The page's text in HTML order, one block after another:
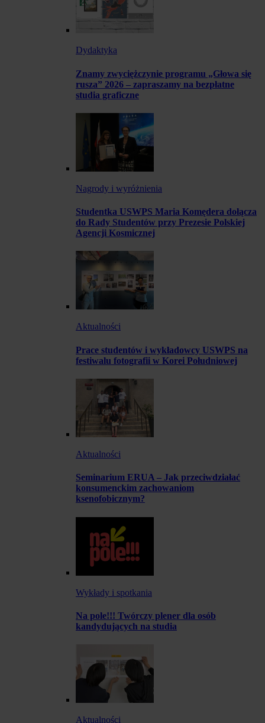
Dydaktyka
Znamy zwyciężczynie programu „Głowa się
rusza” 2026 – zapraszamy na bezpłatne
studia graficzne
Nagrody i wyróżnienia
Studentka USWPS Maria Komędera dołącza
do Rady Studentów przy Prezesie Polskiej
Agencji Kosmicznej
Aktualności
Prace studentów i wykładowcy USWPS na
festiwalu fotografii w Korei Południowej
Aktualności
Seminarium ERUA – Jak przeciwdziałać
konsumenckim zachowaniom
ksenofobicznym?
Wykłady i spotkania
Na pole!!! Twórczy plener dla osób
kandydujących na studia
Aktualności